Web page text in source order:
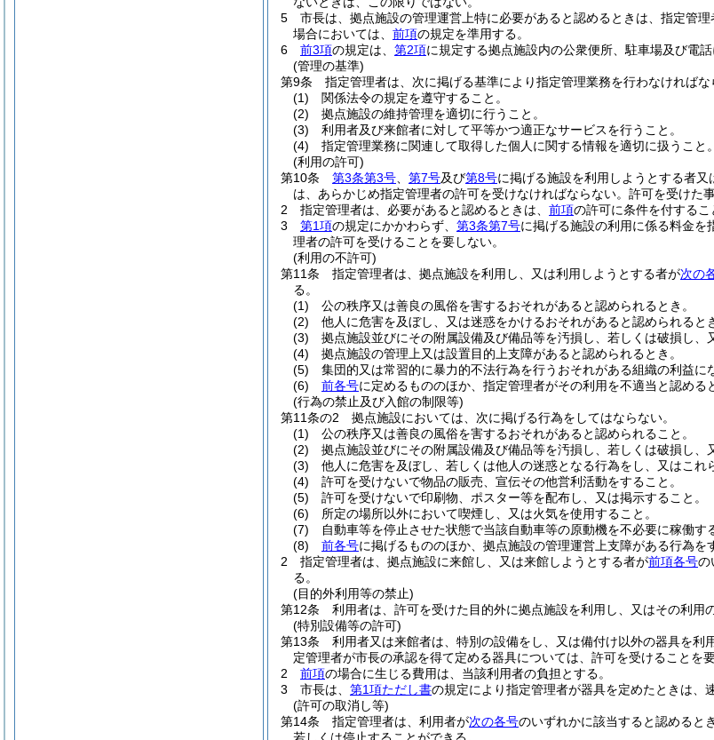
5
市長は、拠点施設の管理運営上特に必要があると認めるときは、指定管
場合においては、 前項の規定を準用する。
6
前3項の規定は、 第2項に規定する拠点施設内の公衆便所、駐車場及び電話
(管理の基準)
第9条
指定管理者は、次に掲げる基準により指定管理業務を行わなければな
(1)
関係法令の規定を遵守すること。
(2)
拠点施設の維持管理を適切に行うこと。
(3)
利用者及び来館者に対して平等かつ適正なサービスを行うこと。
(4)
指定管理業務に関連して取得した個人に関する情報を適切に扱うこと。
(利用の許可)
第10条
第3条第3号 第7号及び第8号に掲げる施設を利用しようとする者又
は、あらかじめ指定管理者の許可を受けなければならない。 許可を受けた
2
指定管理者は、必要があると認めるときは、 前項の許可に条件を付するこ
3
第1項の規定にかかわらず、 第3条第7号に掲げる施設の利用に係る料金を
理者の許可を受けることを要しない。
(利用の不許可)
第11条
指定管理者は、拠点施設を利用し、又は利用しようとする者が次の
る。
(1)
公の秩序又は善良の風俗を害するおそれがあると認められるとき。
(2)
他人に危害を及ぼし、又は迷惑をかけるおそれがあると認められると
(3)
拠点施設並びにその附属設備及び備品等を汚損し、若しくは破損し、
(4)
拠点施設の管理上又は設置目的上支障があると認められるとき。
(5)
集団的又は常習的に暴力的不法行為を行うおそれがある組織の利益に
(6)
前各号に定めるもののほか、指定管理者がその利用を不適当と認める
(行為の禁止及び入館の制限等)
第11条の2
拠点施設においては、次に掲げる行為をしてはならない。
(1)
公の秩序又は善良の風俗を害するおそれがあると認められること。
(2)
拠点施設並びにその附属設備及び備品等を汚損し、若しくは破損し、
(3)
他人に危害を及ぼし、若しくは他人の迷惑となる行為をし、又はこれ
(4)
許可を受けないで物品の販売、宣伝その他営利活動をすること。
(5)
許可を受けないで印刷物、ポスター等を配布し、又は掲示すること。
(6)
所定の場所以外において喫煙し、又は火気を使用すること。
(7)
自動車等を停止させた状態で当該自動車等の原動機を不必要に稼働す
(8)
前各号に掲げるもののほか、拠点施設の管理運営上支障がある行為を
2
指定管理者は、拠点施設に来館し、又は来館しようとする者が前項各号の
る。
(目的外利用等の禁止)
第12条
利用者は、許可を受けた目的外に拠点施設を利用し、又はその利用
(特別設備等の許可)
第13条
利用者又は来館者は、特別の設備をし、又は備付け以外の器具を利
定管理者が市長の承認を得て定める器具については、許可を受けることを要
2
前項の場合に生じる費用は、当該利用者の負担とする。
3
市長は、 第1項ただし書の規定により指定管理者が器具を定めたときは、
(許可の取消し等)
第14条
指定管理者は、利用者が次の各号のいずれかに該当すると認めると